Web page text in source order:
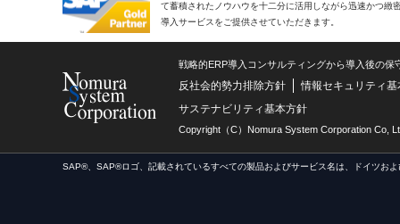
て蓄積されたノウハウを十二分に活用しながら迅速かつ緻
導入サービスをご提供させていただきます。
戦略的ERP導入コンサルティングから導入後の
反社会的勢力排除方針
情報セキュリティ基
サステナビリティ基本方針
Copyright（C）Nomura System Corporation Co,
SAP®、SAP®ロゴ、記載されているすべての製品およびサービス名は、ドイツお